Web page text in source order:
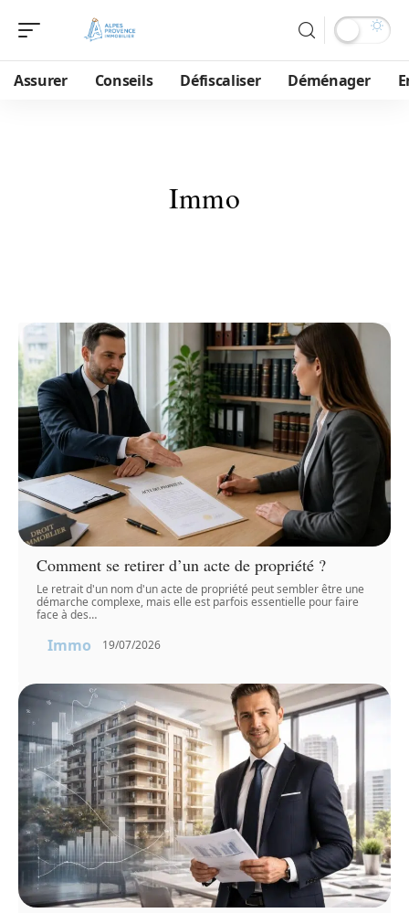
Assurer Conseils Défiscaliser Déménager
Immo
Comment se retirer d’un acte de propriété ?
Le retrait d'un nom d'un acte de propriété peut sembler être une
démarche complexe, mais elle est parfois essentielle pour faire
face à des…
Immo 19/07/2026